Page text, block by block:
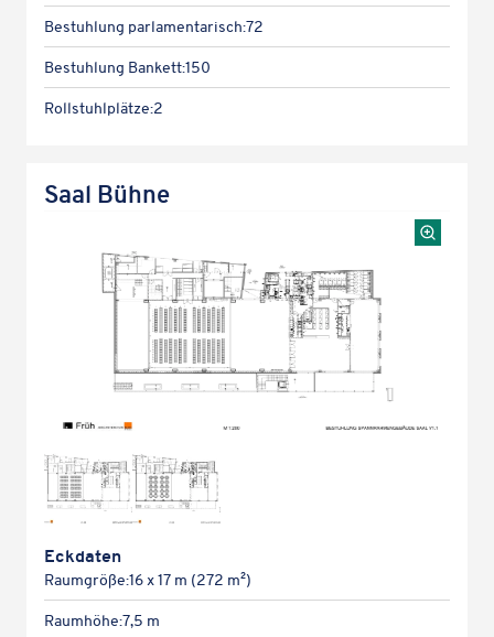
Bestuh­lung parlamentarisch:72
Bestuh­lung Bankett:150
Roll­stuhl­plätze:2
Saal Bühne
Eckda­ten
Raum­größe:16 x 17 m (272 m²)
Raum­höhe:7,5 m